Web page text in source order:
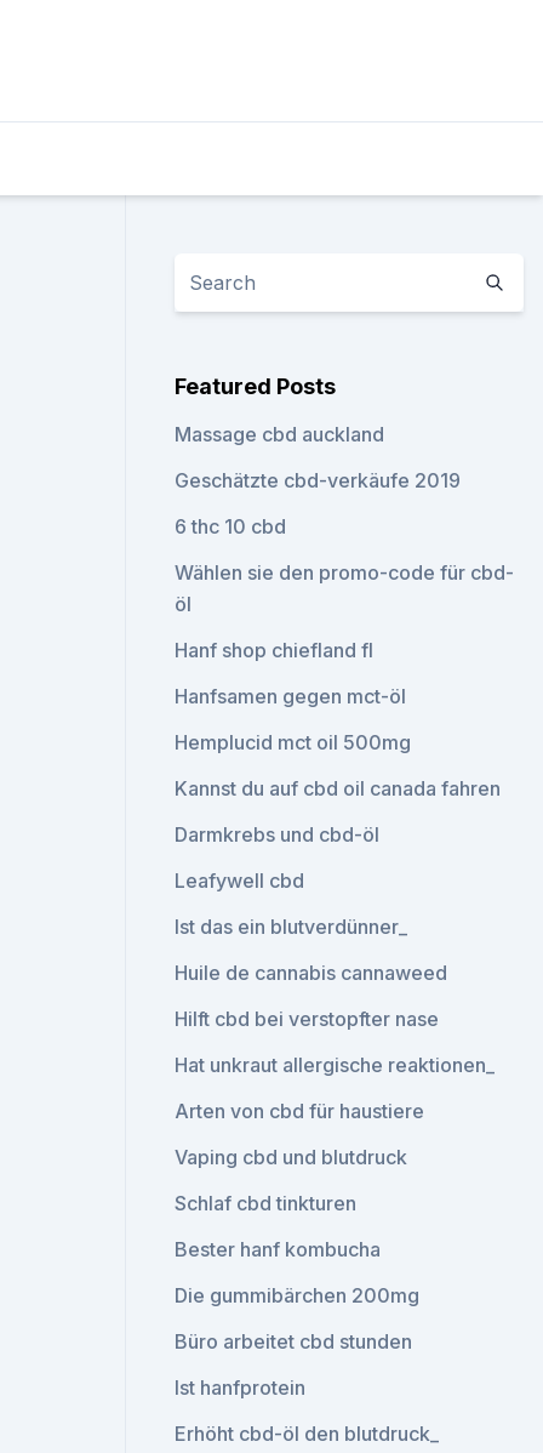
Featured Posts
Massage cbd auckland
Geschätzte cbd-verkäufe 2019
6 thc 10 cbd
Wählen sie den promo-code für cbd-
öl
Hanf shop chiefland fl
Hanfsamen gegen mct-öl
Hemplucid mct oil 500mg
Kannst du auf cbd oil canada fahren
Darmkrebs und cbd-öl
Leafywell cbd
Ist das ein blutverdünner_
Huile de cannabis cannaweed
Hilft cbd bei verstopfter nase
Hat unkraut allergische reaktionen_
Arten von cbd für haustiere
Vaping cbd und blutdruck
Schlaf cbd tinkturen
Bester hanf kombucha
Die gummibärchen 200mg
Büro arbeitet cbd stunden
Ist hanfprotein
Erhöht cbd-öl den blutdruck_